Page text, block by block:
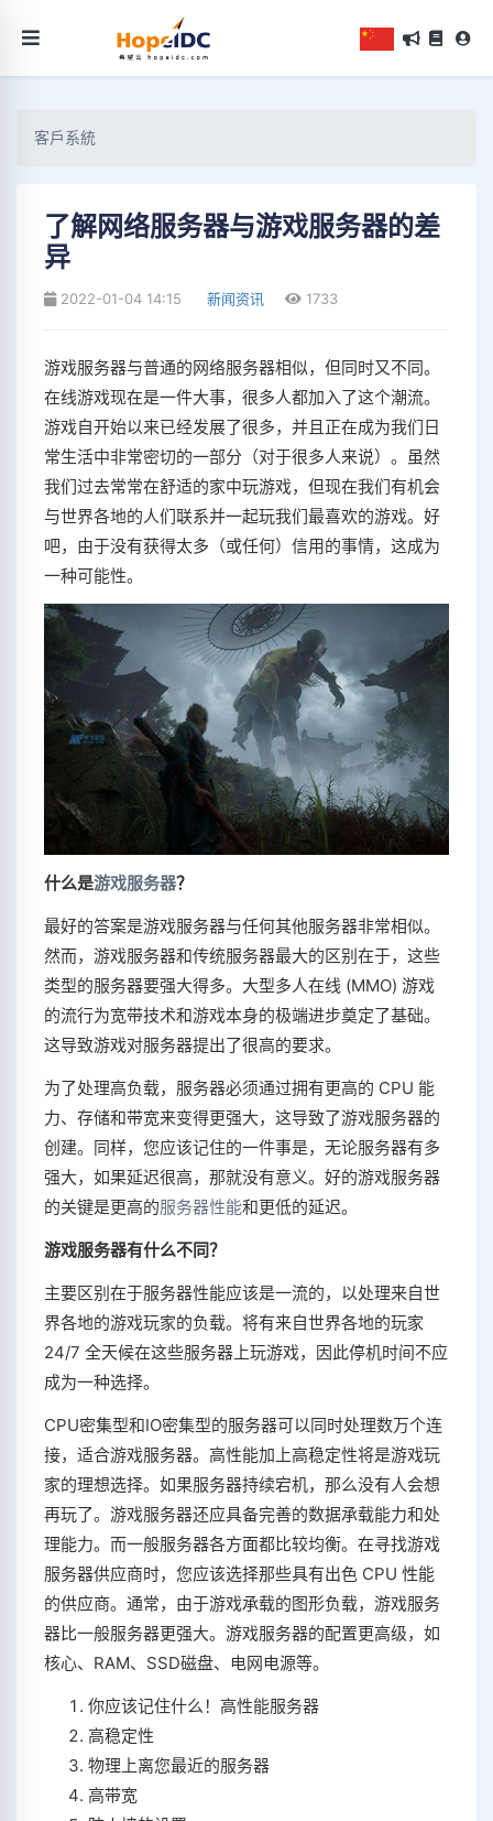
客戶系統
了解网络服务器与游戏服务器的差
异
2022-01-04 14:15 新闻资讯 1733
游戏服务器与普通的网络服务器相似，但同时又不同。
在线游戏现在是一件大事，很多人都加入了这个潮流。
游戏自开始以来已经发展了很多，并且正在成为我们日
常生活中非常密切的一部分（对于很多人来说）。虽然
我们过去常常在舒适的家中玩游戏，但现在我们有机会
与世界各地的人们联系并一起玩我们最喜欢的游戏。好
吧，由于没有获得太多（或任何）信用的事情，这成为
一种可能性。
什么是游戏服务器？
最好的答案是游戏服务器与任何其他服务器非常相似。
然而，游戏服务器和传统服务器最大的区别在于，这些
类型的服务器要强大得多。大型多人在线 (MMO) 游戏
的流行为宽带技术和游戏本身的极端进步奠定了基础。
这导致游戏对服务器提出了很高的要求。
为了处理高负载，服务器必须通过拥有更高的 CPU 能
力、存储和带宽来变得更强大，这导致了游戏服务器的
创建。同样，您应该记住的一件事是，无论服务器有多
强大，如果延迟很高，那就没有意义。好的游戏服务器
的关键是更高的服务器性能和更低的延迟。
游戏服务器有什么不同？
主要区别在于服务器性能应该是一流的，以处理来自世
界各地的游戏玩家的负载。将有来自世界各地的玩家
24/7 全天候在这些服务器上玩游戏，因此停机时间不应
成为一种选择。
CPU密集型和IO密集型的服务器可以同时处理数万个连
接，适合游戏服务器。高性能加上高稳定性将是游戏玩
家的理想选择。如果服务器持续宕机，那么没有人会想
再玩了。游戏服务器还应具备完善的数据承载能力和处
理能力。而一般服务器各方面都比较均衡。在寻找游戏
服务器供应商时，您应该选择那些具有出色 CPU 性能
的供应商。通常，由于游戏承载的图形负载，游戏服务
器比一般服务器更强大。游戏服务器的配置更高级，如
核心、RAM、SSD磁盘、电网电源等。
你应该记住什么！高性能服务器
高稳定性
物理上离您最近的服务器
高带宽